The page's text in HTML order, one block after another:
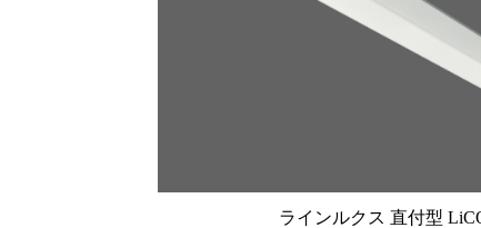
ラインルクス 直付型